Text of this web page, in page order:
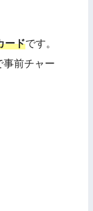
ードです。
事前チャー